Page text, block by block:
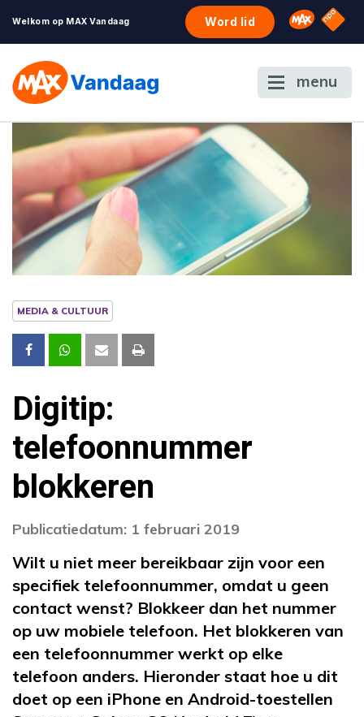
Welkom op MAX Vandaag Word lid Omroep
NPO
menu
MEDIA & CULTUUR
Digitip:
telefoonnummer
blokkeren
Publicatiedatum: 1 februari 2019
Wilt u niet meer bereikbaar zijn voor een
specifiek telefoonnummer, omdat u geen
contact wenst? Blokkeer dan het nummer
op uw mobiele telefoon. Het blokkeren van
een telefoonnummer werkt op elke
telefoon anders. Hieronder staat hoe u dit
doet op een iPhone en Android-toestellen